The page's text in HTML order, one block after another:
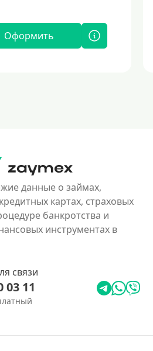
Оформить
данные о займах,
картах, страховых
банкротства и
инструментах в
связи
03 11